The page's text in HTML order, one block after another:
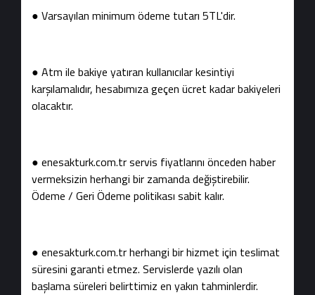
● Varsayılan minimum ödeme tutarı 5TL'dir.
● Atm ile bakiye yatıran kullanıcılar kesintiyi
karşılamalıdır, hesabımıza geçen ücret kadar bakiyeleri
olacaktır.
● enesakturk.com.tr servis fiyatlarını önceden haber
vermeksizin herhangi bir zamanda değiştirebilir.
Ödeme / Geri Ödeme politikası sabit kalır.
● enesakturk.com.tr herhangi bir hizmet için teslimat
süresini garanti etmez. Servislerde yazılı olan
başlama süreleri belirttimiz en yakın tahminlerdir.